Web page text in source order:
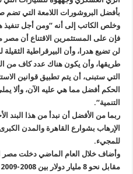
بأفضل البروشورات اللامعة التي
وخلص الكاتب إلى أنه “ومن أجل تنفيذ
فإن على المستثمرين الاقتناع أن مصر
لن تضيع هدرا، وأن البيرقراطية
طريقها، وأن يكون هناك عدد كاف من
التي ستبنى، أن يتم تطبيق قوانين
الحكم أفضل مما هي عليه الآن، وألا
التنمية“.
ربما من الأفضل أن نبدأ من هذا البند
الإرهاب بشوارع القاهرة والمدن
للمجيء.
مقابل نحو 8 مليار دولار بين 2008-2009